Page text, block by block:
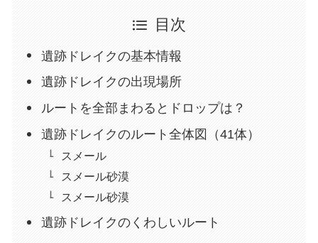
目次
遺跡ドレイクの基本情報
遺跡ドレイクの出現場所
ルートを全部まわるとドロップは？
遺跡ドレイクのルート全体図（41体）
スメール
スメール砂漠
スメール砂漠
遺跡ドレイクのくわしいルート